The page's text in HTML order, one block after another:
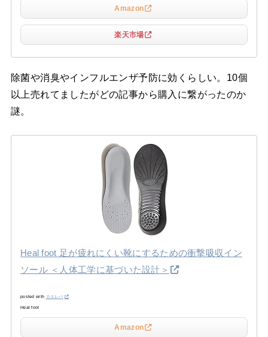
Amazon
楽天市場
除菌や消臭やインフルエンザ予防に効くらしい。10個
以上売れてましたがどの記事から購入に繋がったのか
謎。
Heal foot 足が疲れにくい靴にするための衝撃吸収イン
ソール ＜人体工学に基づいた設計＞
posted with カエレバ
Heal foot
Amazon